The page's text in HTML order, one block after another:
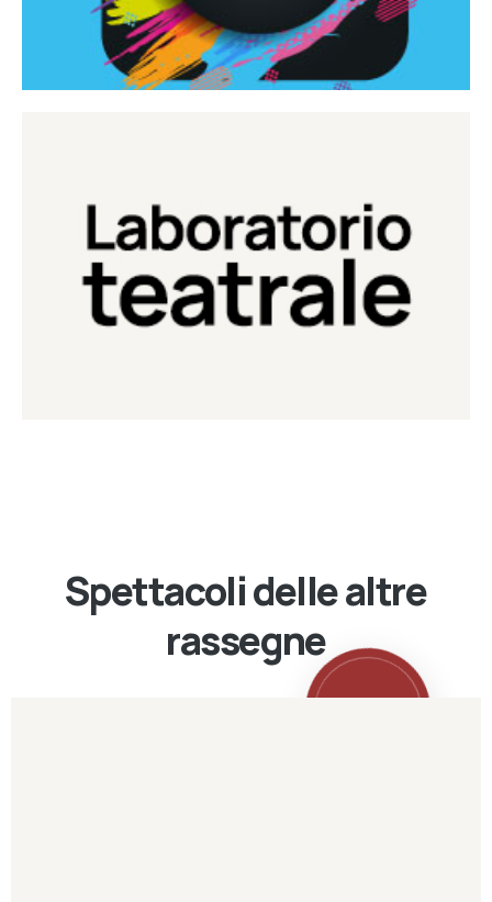
Laboratorio Teatrale
Laboratorio di teatro del Teatro Eduardo de Filippo
Continua
Spettacoli delle altre
rassegne